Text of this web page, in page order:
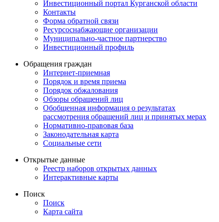
Инвестиционный портал Курганской области
Контакты
Форма обратной связи
Ресурсоснабжающие организации
Муниципально-частное партнерство
Инвестиционный профиль
Обращения граждан
Интернет-приемная
Порядок и время приема
Порядок обжалования
Обзоры обращений лиц
Обобщенная информация о результатах
рассмотрения обращений лиц и принятых мерах
Нормативно-правовая база
Законодательная карта
Социальные сети
Открытые данные
Реестр наборов открытых данных
Интерактивные карты
Поиск
Поиск
Карта сайта